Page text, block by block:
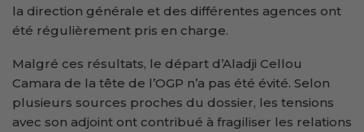
la direction générale et des différentes agences ont
été régulièrement pris en charge.
Malgré ces résultats, le départ d’Aladji Cellou
Camara de la tête de l’OGP n’a pas été évité. Selon
plusieurs sources proches du dossier, les tensions
avec son adjoint ont contribué à fragiliser les relations